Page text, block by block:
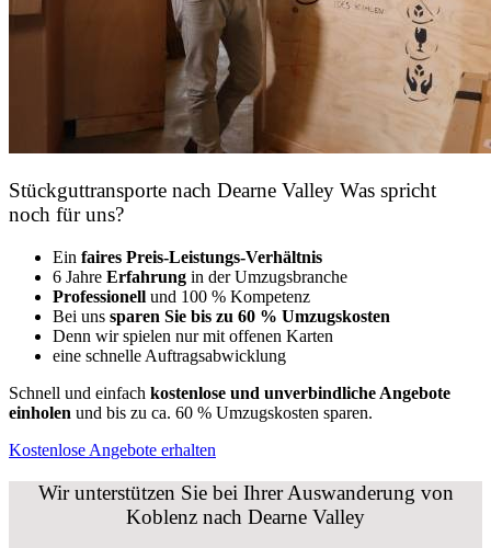
Stückguttransporte nach Dearne Valley Was spricht
noch für uns?
Ein faires Preis-Leistungs-Verhältnis
6 Jahre Erfahrung in der Umzugsbranche
Professionell und 100 % Kompetenz
Bei uns sparen Sie bis zu 60 % Umzugskosten
Denn wir spielen nur mit offenen Karten
eine schnelle Auftragsabwicklung
Schnell und einfach kostenlose und unverbindliche Angebote
einholen und bis zu ca. 60 % Umzugskosten sparen.
Kostenlose Angebote erhalten
Wir unterstützen Sie bei Ihrer Auswanderung von
Koblenz nach Dearne Valley